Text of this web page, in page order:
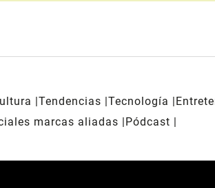
Tendencias Tecnología
marcas aliadas
Pódcast